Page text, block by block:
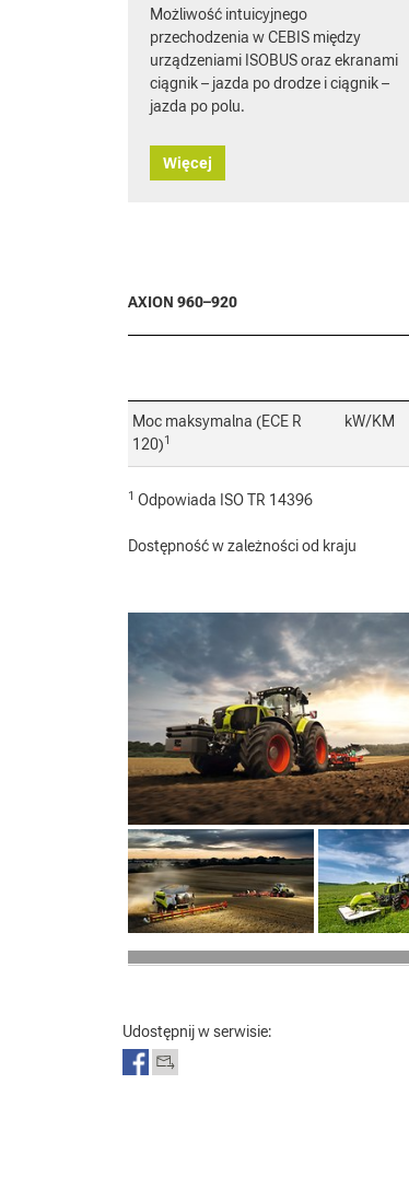
Możliwość intuicyjnego
przechodzenia w CEBIS między
urządzeniami ISOBUS oraz ekranami
ciągnik – jazda po drodze i ciągnik –
jazda po polu.
Więcej
AXION 960–920
Moc maksymalna (ECE R
120)1
kW/KM
1 Odpowiada ISO TR 14396
Dostępność w zależności od kraju
Udostępnij w serwisie: